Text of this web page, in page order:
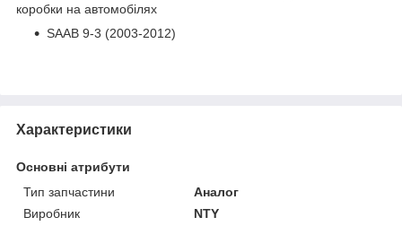
коробки на автомобілях
SAAB 9-3 (2003-2012)
Характеристики
Основні атрибути
Тип запчастини
Аналог
Виробник
NTY